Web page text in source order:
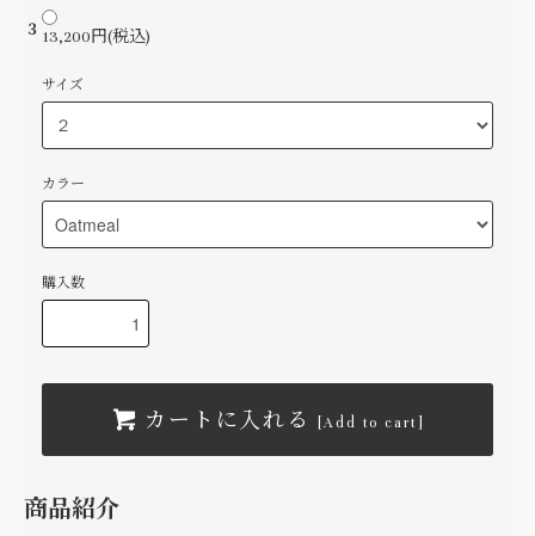
３ 13,200円(税込)
サイズ
カラー
購入数
カートに入れる [Add to cart]
商品紹介